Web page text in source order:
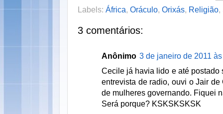
Labels: África, Oráculo, Orixás, Religião,
3 comentários:
Anônimo 3 de janeiro de 2011
Cecile já havia lido e até postado
entrevista de radio, ouvi o Jair
de mulheres governando. Fiquei
Será porque? KSKSKSKSK